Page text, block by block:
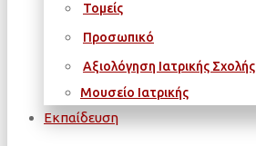
Τομείς
Προσωπικό
Αξιολόγηση Ιατρικής Σχολής
Μουσείο Ιατρικής
Εκπαίδευση